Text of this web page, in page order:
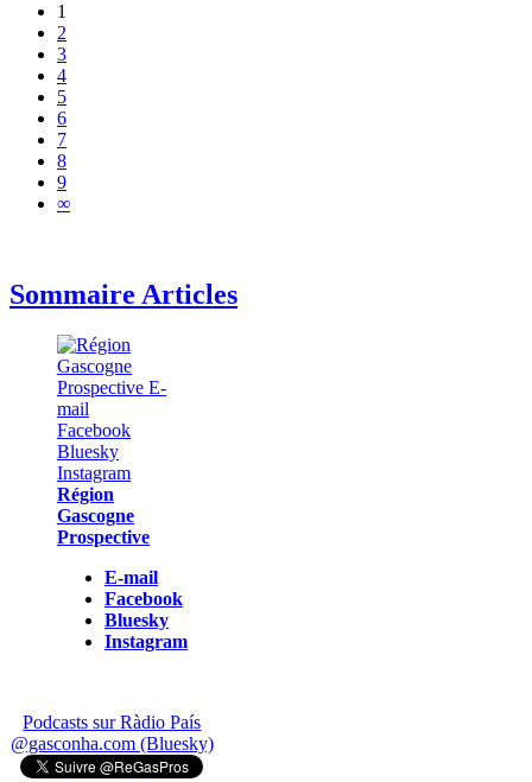
1
2
3
4
5
6
7
8
9
∞
Sommaire Articles
Région
Gascogne
Prospective
E-mail
Facebook
Bluesky
Instagram
Podcasts sur Ràdio País
@gasconha.com (Bluesky)